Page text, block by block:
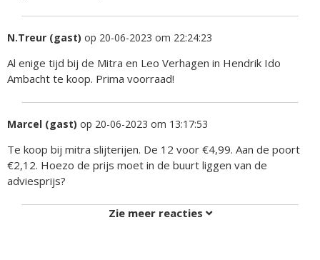
N.Treur (gast) op 20-06-2023 om 22:24:23
Al enige tijd bij de Mitra en Leo Verhagen in Hendrik Ido
Ambacht te koop. Prima voorraad!
Marcel (gast) op 20-06-2023 om 13:17:53
Te koop bij mitra slijterijen. De 12 voor €4,99. Aan de poort
€2,12. Hoezo de prijs moet in de buurt liggen van de
adviesprijs?
Zie meer reacties